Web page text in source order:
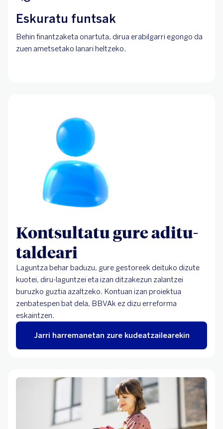
Eskuratu funtsak
Behin finantzaketa onartuta, dirua erabilgarri egongo da
zuen ametsetako lanari heltzeko.
Kontsultatu gure aditu-
taldeari
Laguntza behar baduzu, gure gestoreek deituko dizute
kuotei, diru-laguntzei eta izan ditzakezun zalantzei
buruzko guztia azaltzeko. Kontuan izan proiektua
zenbatespen bat dela, BBVAk ez dizu erreforma
eskaintzen.
Jarri harremanetan zure kudeatzailearekin